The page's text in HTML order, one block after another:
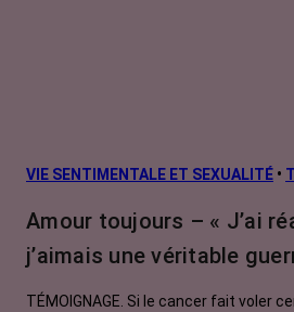
L’après cancer
Traitements
contre le cancer
La vie autour
VIE SENTIMENTALE ET SEXUALITÉ •
Amour toujours – « J’ai
j’aimais une véritable
TÉMOIGNAGE. Si le cancer fait voler